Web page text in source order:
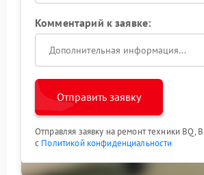
Комментарий к заявке:
Отправить заявку
Отправляя заявку на ремонт техники BQ,
с Политикой конфиденциальности